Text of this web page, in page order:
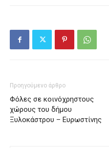
Προηγούμενο άρθρο
Φόλες σε κοινόχρηστους
χώρους του δήμου
Ξυλοκάστρου – Ευρωστίνης